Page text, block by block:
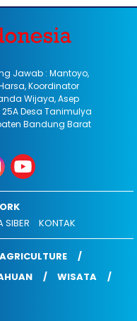
Jawab : Mantoyo,
Koordinator
Wijaya, Asep
Desa Tanimulya
Bandung Barat
SIBER KONTAK
AGRICULTURE
WISATA